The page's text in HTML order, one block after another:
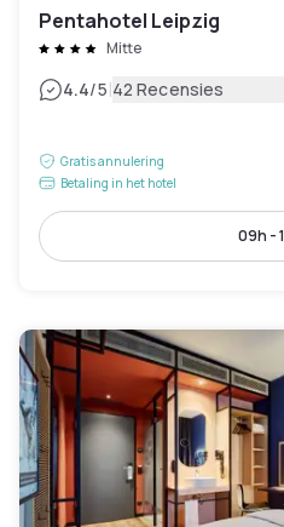
Pentahotel Leipzig
Mitte
4.4/5|42 Recensies
Gratis annulering
Betaling in het hotel
09h -